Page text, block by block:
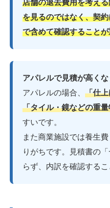
店舗の退去費用を考え
を見るのではなく、契
で含めて確認すること
アパレルで見積が高く
アパレルの場合、 「仕
「タイル・鏡などの重
すいです。
また商業施設では養生
りがちです。見積書の
らず、内訳を確認するこ